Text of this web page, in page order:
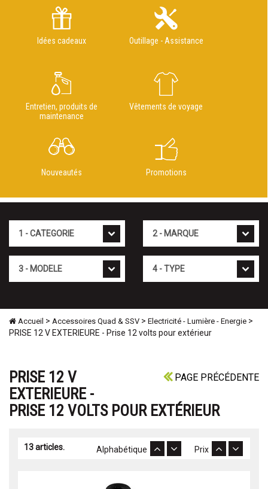
Idées cadeaux Outillage - Assistance
Entretien, produits de
maintenance
Vêtements de voyage
Nouveautés Promotions
Accueil > Accessoires Quad & SSV > Electricité - Lumière - Energie >
PRISE 12 V EXTERIEURE - Prise 12 volts pour extérieur
PAGE PRÉCÉDENTE
PRISE 12 V
EXTERIEURE -
PRISE 12 VOLTS POUR EXTÉRIEUR
13 articles. Prix
Alphabétique